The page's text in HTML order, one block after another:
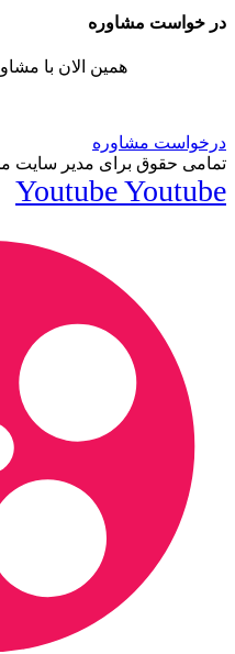
در خواست مشاوره
همین الان با
درخواست مشاوره
تمامی حقوق برای مدیر
YoutubeYoutube